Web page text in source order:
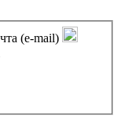
(e-mail)